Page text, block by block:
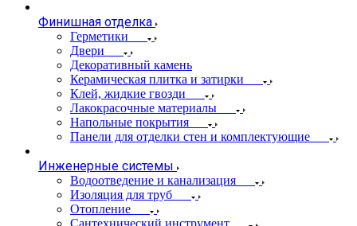
Финишная отделка
Герметики
Двери
Декоративный камень
Керамическая плитка и затирки
Клей, жидкие гвозди
Лакокрасочные материалы
Напольные покрытия
Панели для отделки стен и комплектующие
Инженерные системы
Водоотведение и канализация
Изоляция для труб
Отопление
Сантехнический инструмент